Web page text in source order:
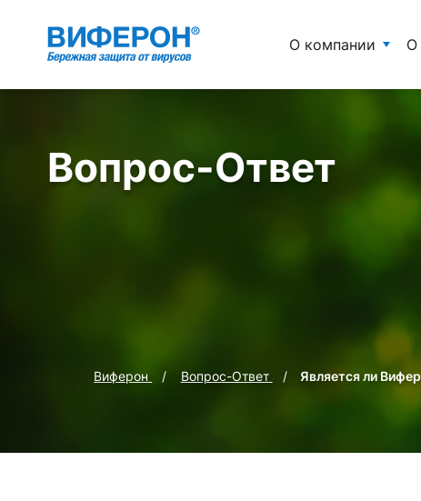
О компании О
Вопрос-Ответ
Виферон Вопрос-Ответ Является ли